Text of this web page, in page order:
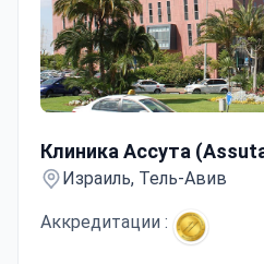
Клиника Ассута
Израиль, Тель-Авив
Аккредитации :